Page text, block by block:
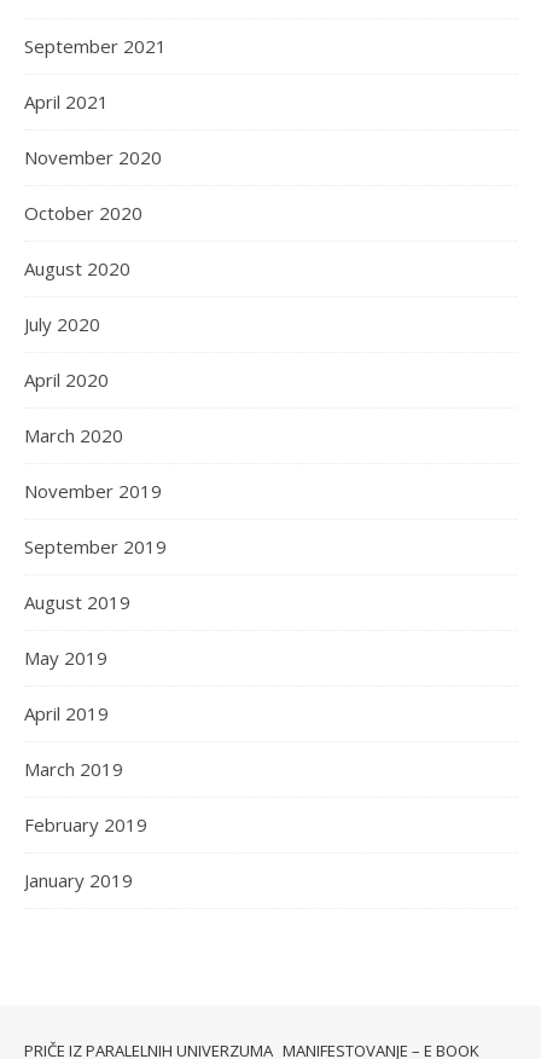
September 2021
April 2021
November 2020
October 2020
August 2020
July 2020
April 2020
March 2020
November 2019
September 2019
August 2019
May 2019
April 2019
March 2019
February 2019
January 2019
PRIČE IZ PARALELNIH UNIVERZUMA MANIFESTOVANJE – E BOOK